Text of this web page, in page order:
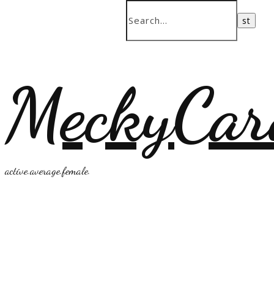
active.average.female.